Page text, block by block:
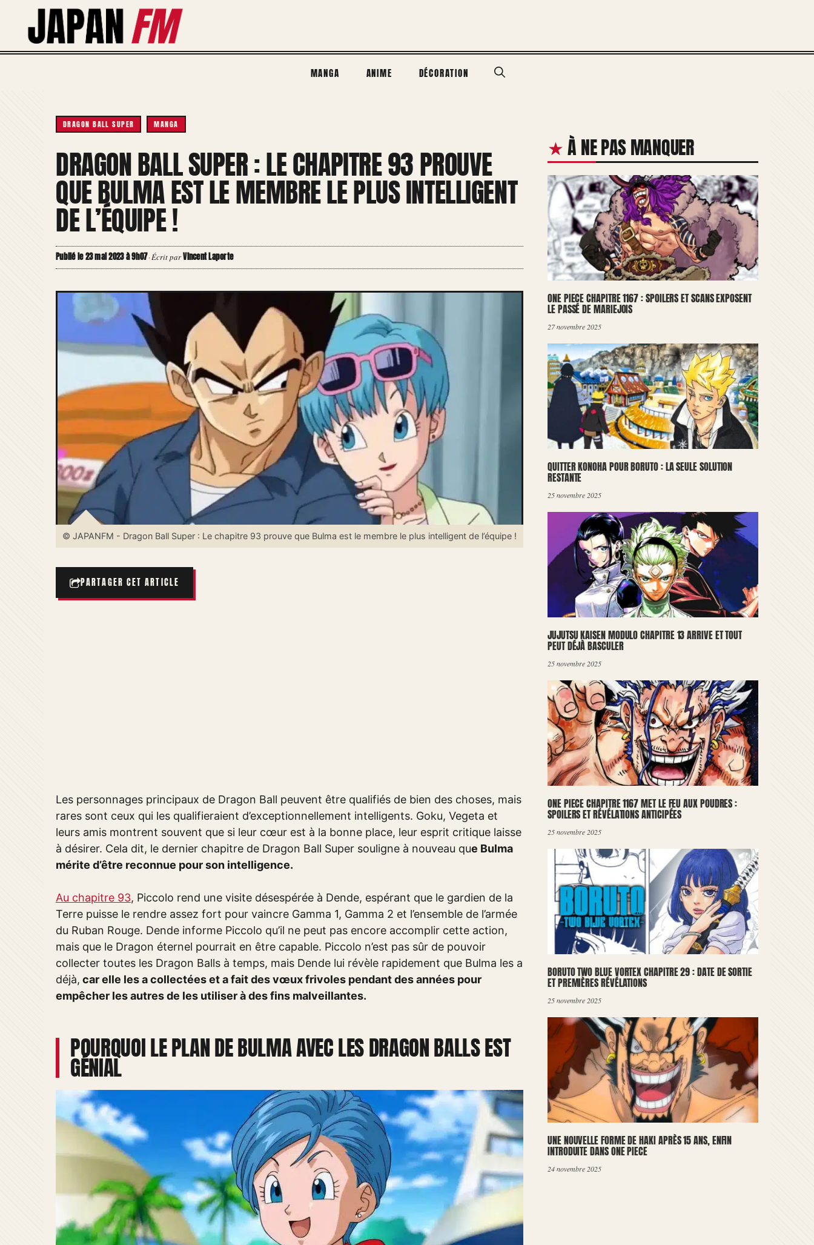
contenu
MANGA ANIME DÉCORATION
DRAGON BALL SUPER MANGA
DRAGON BALL SUPER : LE CHAPITRE 93 PROUVE
QUE BULMA EST LE MEMBRE LE PLUS INTELLIGENT
DE L’ÉQUIPE !
Publié le 23 mai 2023 à 9h07·Écrit parVincent Laporte
© JAPANFM - Dragon Ball Super : Le chapitre 93 prouve que Bulma est le membre le plus intelligent de l’équipe !
PARTAGER CET ARTICLE
Les personnages principaux de Dragon Ball peuvent être qualifiés de bien des choses, mais
rares sont ceux qui les qualifieraient d’exceptionnellement intelligents. Goku, Vegeta et
leurs amis montrent souvent que si leur cœur est à la bonne place, leur esprit critique laisse
à désirer. Cela dit, le dernier chapitre de Dragon Ball Super souligne à nouveau que Bulma
mérite d’être reconnue pour son intelligence.
Au chapitre 93, Piccolo rend une visite désespérée à Dende, espérant que le gardien de la
Terre puisse le rendre assez fort pour vaincre Gamma 1, Gamma 2 et l’ensemble de l’armée
du Ruban Rouge. Dende informe Piccolo qu’il ne peut pas encore accomplir cette action,
mais que le Dragon éternel pourrait en être capable. Piccolo n’est pas sûr de pouvoir
collecter toutes les Dragon Balls à temps, mais Dende lui révèle rapidement que Bulma les a
déjà, car elle les a collectées et a fait des vœux frivoles pendant des années pour
empêcher les autres de les utiliser à des fins malveillantes.
POURQUOI LE PLAN DE BULMA AVEC LES DRAGON BALLS EST
GÉNIAL
À NE PAS MANQUER
ONE PIECE CHAPITRE 1167 : SPOILERS ET SCANS EXPOSENT
LE PASSÉ DE MARIEJOIS
27 novembre 2025
QUITTER KONOHA POUR BORUTO : LA SEULE SOLUTION
RESTANTE
25 novembre 2025
JUJUTSU KAISEN MODULO CHAPITRE 13 ARRIVE ET TOUT
PEUT DÉJÀ BASCULER
25 novembre 2025
ONE PIECE CHAPITRE 1167 MET LE FEU AUX POUDRES :
SPOILERS ET RÉVÉLATIONS ANTICIPÉES
25 novembre 2025
BORUTO TWO BLUE VORTEX CHAPITRE 29 : DATE DE SORTIE
ET PREMIÈRES RÉVÉLATIONS
25 novembre 2025
UNE NOUVELLE FORME DE HAKI APRÈS 15 ANS, ENFIN
INTRODUITE DANS ONE PIECE
24 novembre 2025